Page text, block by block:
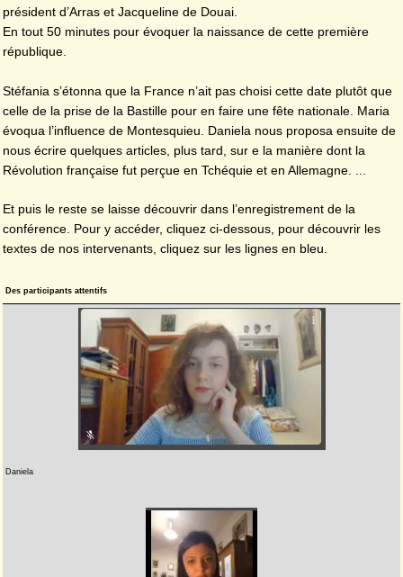
président d’Arras et Jacqueline de Douai.
En tout 50 minutes pour évoquer la naissance de cette première
république.
Stéfania s’étonna que la France n’ait pas choisi cette date plutôt que
celle de la prise de la Bastille pour en faire une fête nationale. Maria
évoqua l’influence de Montesquieu. Daniela nous proposa ensuite de
nous écrire quelques articles, plus tard, sur e la manière dont la
Révolution française fut perçue en Tchéquie et en Allemagne. ...
Et puis le reste se laisse découvrir dans l’enregistrement de la
conférence. Pour y accéder, cliquez ci-dessous, pour découvrir les
textes de nos intervenants, cliquez sur les lignes en bleu.
Des participants attentifs
Daniela